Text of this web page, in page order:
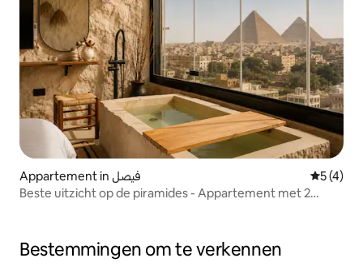
Appartement in فيصل
5 (4)
Beste uitzicht op de piramides - Appartement met 2
Bestemmingen om te verkennen